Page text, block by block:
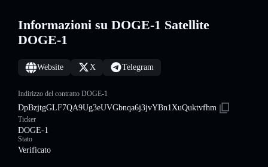
Informazioni su DOGE-1 Satellite
DOGE-1
Website X Telegram
Indirizzo del contratto DOGE-1
DpBzjtgGLF7QA9Ug3eUVGbnqa6j3jvYBn1XuQuktvfhm
Ticker
DOGE-1
Stato
Verificato